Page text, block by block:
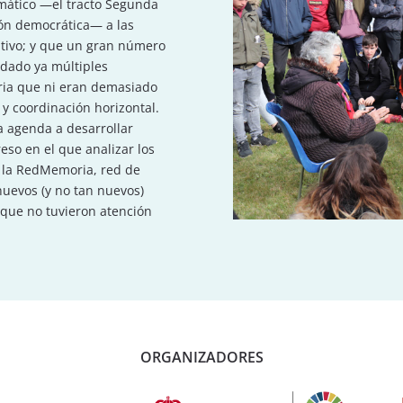
—el tracto Segunda
democrática—a las
y que un gran número
ya múltiples
que ni eran demasiado
coordinación horizontal.
agenda a desarrollar
en el que analizar los
RedMemoria, red de
(y no tan nuevos)
no tuvieron atención
ORGANIZADORES